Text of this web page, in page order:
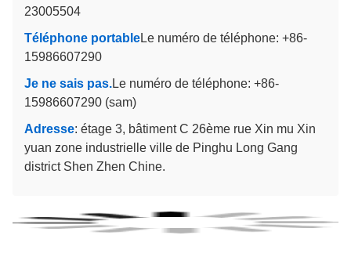
23005504
Téléphone portableLe numéro de téléphone: +86-
15986607290
Je ne sais pas.Le numéro de téléphone: +86-
15986607290 (sam)
Adresse: étage 3, bâtiment C 26ème rue Xin mu Xin
yuan zone industrielle ville de Pinghu Long Gang
district Shen Zhen Chine.